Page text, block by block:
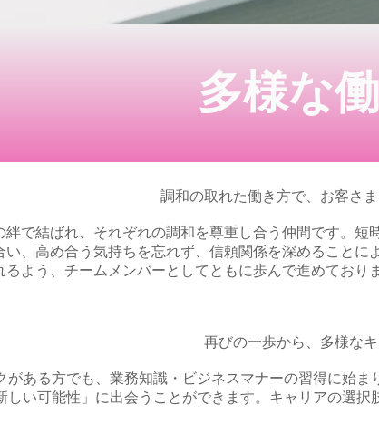
多様な
調和の取れた働き方で、お客さ
絆で結ばれ、それぞれの調和を尊重し合う仲間です。
い、高め合う気持ちを忘れず、信頼関係を深めること
るよう、チームメンバーとしてともに歩んで進めておりま
再びの一歩から、多様な
がある方でも、業務知識・ビジネスマナーの習得に始
しい可能性」に出会うことができます。キャリアの選択